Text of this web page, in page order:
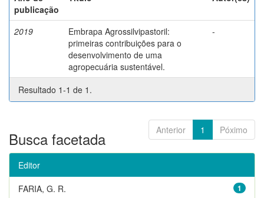
publicação
2019
Embrapa Agrossilvipastoril:
primeiras contribuições para o
desenvolvimento de uma
agropecuária sustentável.
-
Resultado 1-1 de 1.
Anterior 1 Póximo
Busca facetada
Editor
1
FARIA, G. R.